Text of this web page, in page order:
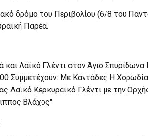
δρόμο του Περιβολίου (6/8 του
Παρέα.
και Λαϊκό Γλέντι στον Άγιο
Συμμετέχουν: Με Καντάδες Η
Λαϊκό Κερκυραϊκό Γλέντι με την
Βλάχος"